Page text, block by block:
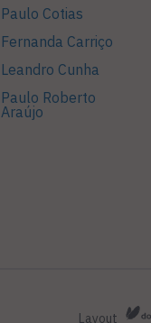
Paulo Cotias
Fernanda Carriço
Leandro Cunha
Paulo Roberto
Araújo
Layout